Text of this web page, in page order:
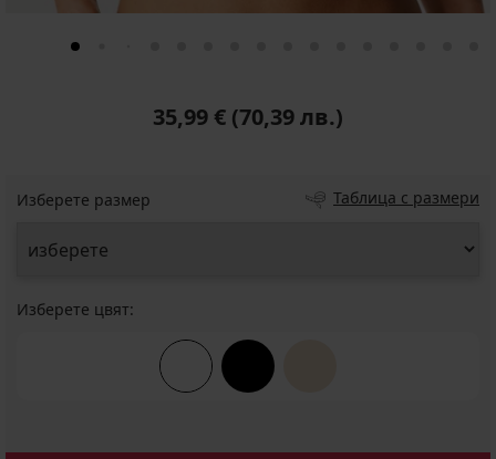
35,99 € (70,39 лв.)
Изберете размер Таблица с размери
Изберете цвят: